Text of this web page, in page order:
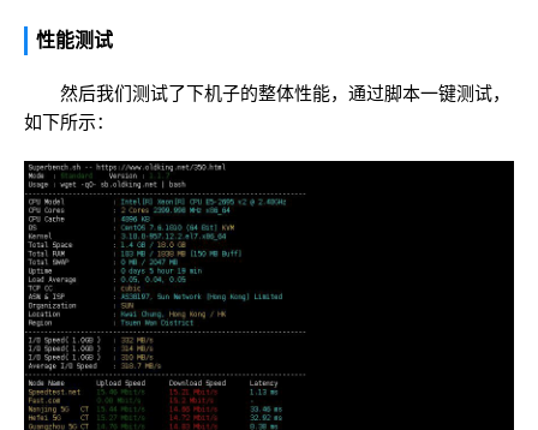
性能测试
然后我们测试了下机子的整体性能，通过脚本一键测试，
如下所示：